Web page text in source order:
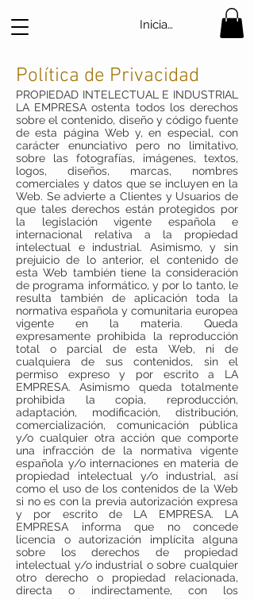
Iniciar sesión
Política de Privacidad
PROPIEDAD INTELECTUAL E INDUSTRIAL
LA EMPRESA ostenta todos los derechos
sobre el contenido, diseño y código fuente
de esta página Web y, en especial, con
carácter enunciativo pero no limitativo,
sobre las fotografías, imágenes, textos,
logos, diseños, marcas, nombres
comerciales y datos que se incluyen en la
Web. Se advierte a Clientes y Usuarios de
que tales derechos están protegidos por
la legislación vigente española e
internacional relativa a la propiedad
intelectual e industrial. Asimismo, y sin
prejuicio de lo anterior, el contenido de
esta Web también tiene la consideración
de programa informático, y por lo tanto, le
resulta también de aplicación toda la
normativa española y comunitaria europea
vigente en la materia. Queda
expresamente prohibida la reproducción
total o parcial de esta Web, ni de
cualquiera de sus contenidos, sin el
permiso expreso y por escrito a LA
EMPRESA. Asimismo queda totalmente
prohibida la copia, reproducción,
adaptación, modificación, distribución,
comercialización, comunicación pública
y/o cualquier otra acción que comporte
una infracción de la normativa vigente
española y/o internaciones en materia de
propiedad intelectual y/o industrial, así
como el uso de los contenidos de la Web
si no es con la previa autorización expresa
y por escrito de LA EMPRESA. LA
EMPRESA informa que no concede
licencia o autorización implícita alguna
sobre los derechos de propiedad
intelectual y/o industrial o sobre cualquier
otro derecho o propiedad relacionada,
directa o indirectamente, con los